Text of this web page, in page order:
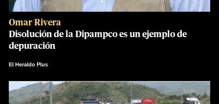
Omar Rivera
Disolución de la Dipampco es un ejemplo de
depuración
El Heraldo Plus